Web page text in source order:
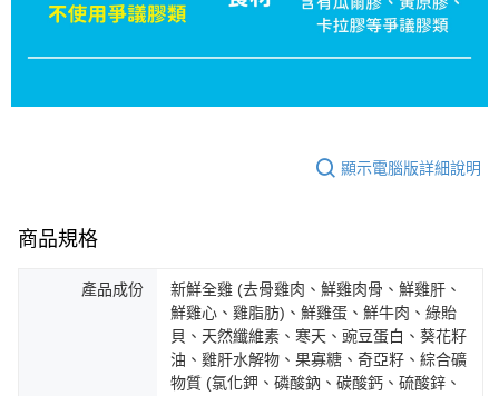
顯示電腦版詳細說明
商品規格
產品成份
新鮮全雞 (去骨雞肉、鮮雞肉骨、鮮雞肝、
鮮雞心、雞脂肪)、鮮雞蛋、鮮牛肉、綠貽
貝、天然纖維素、寒天、豌豆蛋白、葵花籽
油、雞肝水解物、果寡糖、奇亞籽、綜合礦
物質 (氯化鉀、磷酸鈉、碳酸鈣、硫酸鋅、